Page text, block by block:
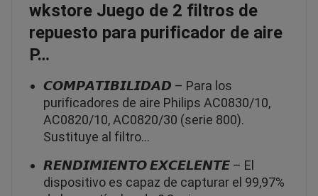
wkstore Juego de 2 filtros de
repuesto para purificador de aire
P…
𝘾𝙊𝙈𝙋𝘼𝙏𝙄𝘽𝙄𝙇𝙄𝘿𝘼𝘿 – Para los
purificadores de aire Philips AC0830/10,
AC0820/10, AC0820/30 (serie 800).
Sustituye al filtro…
𝙍𝙀𝙉𝘿𝙄𝙈𝙄𝙀𝙉𝙏𝙊 𝙀𝙓𝘾𝙀𝙇𝙀𝙉𝙏𝙀 – El
dispositivo es capaz de capturar el 99,97%